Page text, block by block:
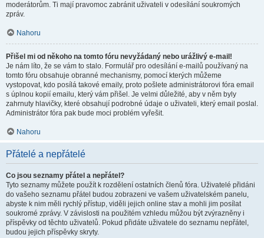
moderátorům. Ti mají pravomoc zabránit uživateli v odesílání soukromých
zpráv.
Nahoru
Přišel mi od někoho na tomto fóru nevyžádaný nebo urážlivý e-mail!
Je nám líto, že se vám to stalo. Formulář pro odesílání e-mailů používaný na
tomto fóru obsahuje obranné mechanismy, pomocí kterých můžeme
vystopovat, kdo posílá takové emaily, proto pošlete administrátorovi fóra email
s úplnou kopií emailu, který vám přišel. Je velmi důležité, aby v něm byly
zahrnuty hlavičky, které obsahují podrobné údaje o uživateli, který email poslal.
Administrátor fóra pak bude moci problém vyřešit.
Nahoru
Přátelé a nepřátelé
Co jsou seznamy přátel a nepřátel?
Tyto seznamy můžete použít k rozdělení ostatních členů fóra. Uživatelé přidáni
do vašeho seznamu přátel budou zobrazeni ve vašem uživatelském panelu,
abyste k nim měli rychlý přístup, viděli jejich online stav a mohli jim posílat
soukromé zprávy. V závislosti na použitém vzhledu můžou být zvýrazněny i
příspěvky od těchto uživatelů. Pokud přidáte uživatele do seznamu nepřátel,
budou jejich příspěvky skryty.